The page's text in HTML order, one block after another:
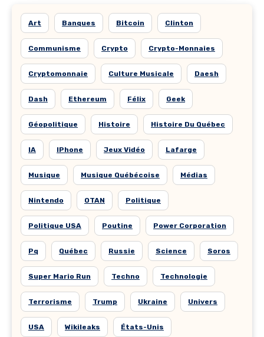
Art Banques Bitcoin Clinton
Communisme Crypto Crypto-Monnaies
Cryptomonnaie Culture Musicale Daesh
Dash Ethereum Félix Geek
Géopolitique Histoire Histoire Du Québec
IA IPhone Jeux Vidéo Lafarge
Musique Musique Québécoise Médias
Nintendo OTAN Politique
Politique USA Poutine Power Corporation
Pq Québec Russie Science Soros
Super Mario Run Techno Technologie
Terrorisme Trump Ukraine Univers
USA Wikileaks États-Unis